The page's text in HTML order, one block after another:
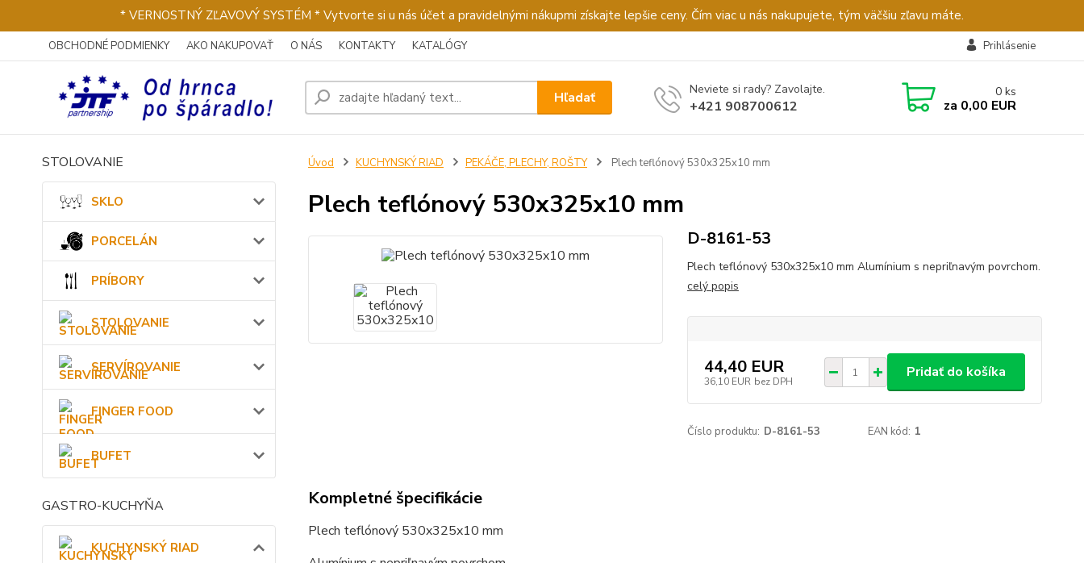
* VERNOSTNÝ ZĽAVOVÝ SYSTÉM * Vytvorte si u nás účet a pravidelnými nákupmi získajte lepšie ceny. Čím viac u nás nakupujete, tým väčšiu zľavu máte.
OBCHODNÉ PODMIENKY AKO NAKUPOVAŤ O NÁS KONTAKTY KATALÓGY Prihlásenie
Hľadať Neviete si rady? Zavolajte.
+421 908700612
0 ks
za 0,00 EUR
STOLOVANIE
SKLO
PORCELÁN
PRÍBORY
STOLOVANIE
SERVÍROVANIE
FINGER FOOD
BUFET
GASTRO-KUCHYŇA
KUCHYNSKÝ RIAD
Úvod KUCHYNSKÝ RIAD PEKÁČE, PLECHY, ROŠTY Plech teflónový 530x325x10 mm
Plech teflónový 530x325x10 mm
D-8161-53
Plech teflónový 530x325x10 mm Alumínium s nepriľnavým povrchom.
celý popis
44,40 EUR
36,10 EUR bez DPH
Pridať do košíka
Číslo produktu: D-8161-53 EAN kód: 1
Kompletné špecifikácie
Plech teflónový 530x325x10 mm